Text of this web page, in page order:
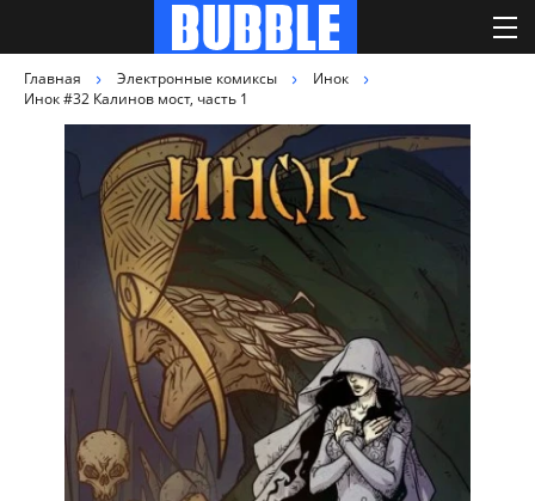
Главная Электронные комиксы
Инок
Инок #32 Калинов мост, часть 1